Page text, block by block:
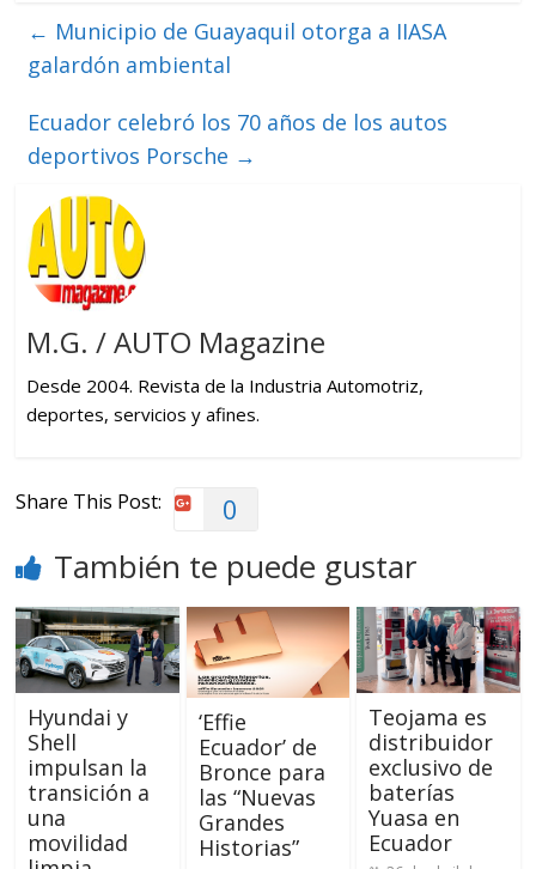
← Municipio de Guayaquil otorga a IIASA
galardón ambiental
Ecuador celebró los 70 años de los autos
deportivos Porsche →
M.G. / AUTO Magazine
Desde 2004. Revista de la Industria Automotriz,
deportes, servicios y afines.
Share This Post: 0
También te puede gustar
Hyundai y
Shell
impulsan la
transición a
una
movilidad
‘Effie
Ecuador’ de
Bronce para
las “Nuevas
Grandes
Historias”
Teojama es
distribuidor
exclusivo de
baterías
Yuasa en
Ecuador